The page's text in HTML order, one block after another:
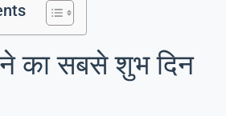
का सबसे शुभ दिन